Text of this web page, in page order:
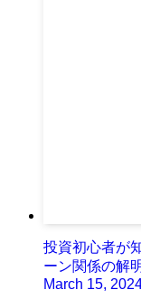
投資初心者が
ーン関係の解
March 15,